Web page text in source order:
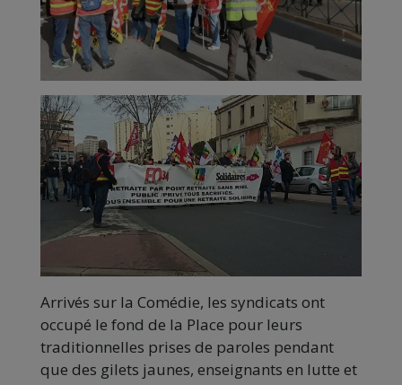
Arrivés sur la Comédie, les syndicats ont
occupé le fond de la Place pour leurs
traditionnelles prises de paroles pendant
que des gilets jaunes, enseignants en lutte et